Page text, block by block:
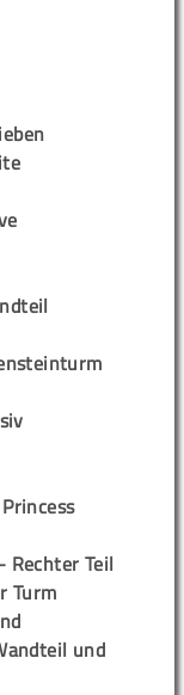
Rechter Teil
Turm
und